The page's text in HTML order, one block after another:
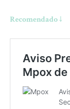
Recomendado ↓